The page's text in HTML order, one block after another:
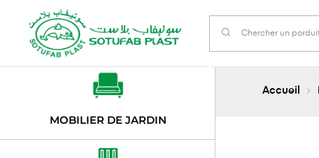
Accueil
MOBILIER DE JARDIN